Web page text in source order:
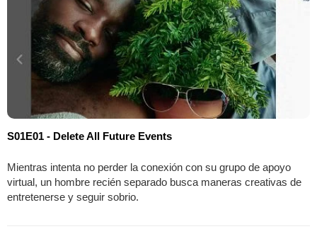
S01E01 - Delete All Future Events
Mientras intenta no perder la conexión con su grupo de apoyo
virtual, un hombre recién separado busca maneras creativas de
entretenerse y seguir sobrio.